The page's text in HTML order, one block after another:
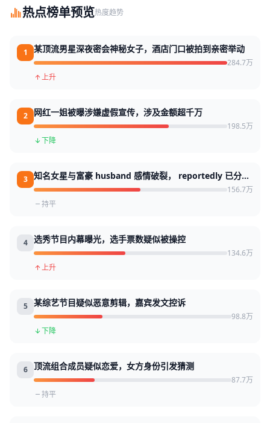
热点榜单预览热度趋势
1 某顶流男星深夜密会神秘女子，酒店门口被拍到亲密举动
284.7万
上升
2 网红一姐被曝涉嫌虚假宣传，涉及金额超千万
198.5万
下降
3
知名女星与富豪 husband 感情破裂， reportedly 已分居
半年
156.7万
持平
4 选秀节目内幕曝光，选手票数疑似被操控
134.6万
上升
5 某综艺节目疑似恶意剪辑，嘉宾发文控诉
98.8万
下降
6 顶流组合成员疑似恋爱，女方身份引发猜测
87.7万
持平